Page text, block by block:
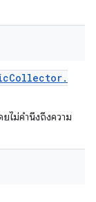
Collector.
ไม่คำนึงถึงความ